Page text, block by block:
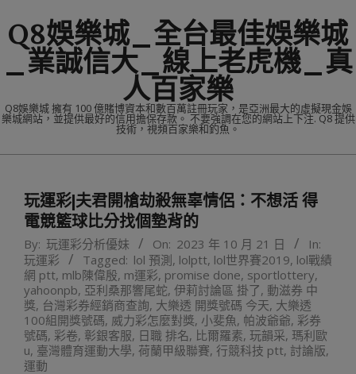
to
content
Q8娛樂城_全台最佳娛樂城
_業誠信大_線上老虎機_真
人百家樂
Q8娛樂城 擁有 100 億賭博資本和數百萬註冊玩家，是亞洲最大的虛擬現金娛
樂城網站，並提供最好的信用擔保存款。 不要強調在您的網站上下注. Q8 提供
技術，視頻百家樂和釣魚。
Menu玩運彩|夫君開槍劫殺無辜情侶：不想活 得
電競籃球比分找個墊背的
By: 玩運彩分析優妹 On: 2023 年 10 月 21 日
In:
玩運彩
Tagged: lol 預測 , lolptt, lol世界賽2019, lol戰績
網 ptt, mlb陳偉殷, m運彩, promise done, sportlottery,
yahoonpb, 亞利桑那響尾蛇, 伊莉討論區 掛了, 動滋券 中
獎, 台灣彩券經銷商查詢, 大樂透 開獎號碼 今天, 大樂透
100組開獎號碼, 威力彩怎麼對獎, 小斐魚, 帕波爺爺, 彩券
號碼, 彩卷, 彰銀客服, 日職 排名, 比爾羅素, 玩韻采, 瑪利歐
u, 臺灣體育運動大學, 荷蘭甲級聯賽, 行競科技 ptt, 討論版,
運動